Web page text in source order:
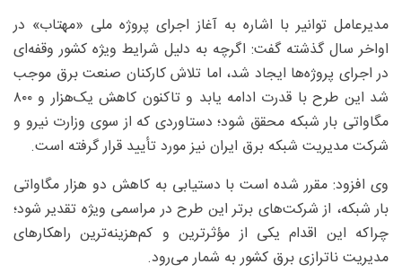
مدیرعامل توانیر با اشاره به آغاز اجرای پروژه ملی «مهتاب» در
اواخر سال گذشته گفت: اگرچه به دلیل شرایط ویژه کشور وقفه‌ای
در اجرای پروژه‌ها ایجاد شد، اما تلاش کارکنان صنعت برق موجب
شد این طرح با قدرت ادامه یابد و تاکنون کاهش یک‌هزار و ۸۰۰
مگاواتی بار شبکه محقق شود؛ دستاوردی که از سوی وزارت نیرو و
شرکت مدیریت شبکه برق ایران نیز مورد تأیید قرار گرفته است.
وی افزود: مقرر شده است با دستیابی به کاهش دو هزار مگاواتی
بار شبکه، از شرکت‌های برتر این طرح در مراسمی ویژه تقدیر شود؛
چراکه این اقدام یکی از مؤثرترین و کم‌هزینه‌ترین راهکارهای
مدیریت ناترازی برق کشور به شمار می‌رود.